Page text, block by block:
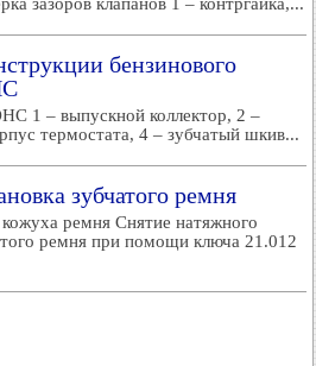
бензинового
1 – выпускной коллектор, 2 –
термостата, 4 – зубчатый шкив...
зубчатого ремня
ремня Снятие натяжного
ремня при помощи ключа 21.012